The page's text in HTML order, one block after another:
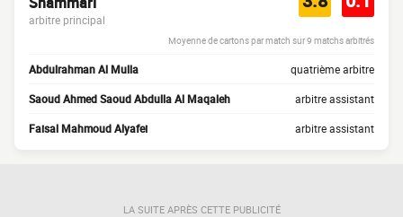
arbitre principal
Moyenne de cartons par match sur 9 matchs arbitrés
Abdulrahman Al Mulla quatrième arbitre
Saoud Ahmed Saoud Abdulla Al Maqaleh arbitre assistant
Faisal Mahmoud Alyafei arbitre assistant
LA SUITE APRÈS CETTE PUBLICITÉ